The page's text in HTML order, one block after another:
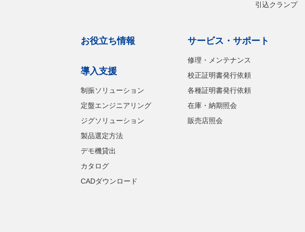
引込クランプ
お役立ち情報
導入支援
制振ソリューション
定盤エンジニアリング
ジグソリューション
製品選定方法
デモ機貸出
カタログ
CADダウンロード
サービス・サポート
修理・メンテナンス
校正証明書発行依頼
各種証明書発行依頼
在庫・納期照会
販売店照会